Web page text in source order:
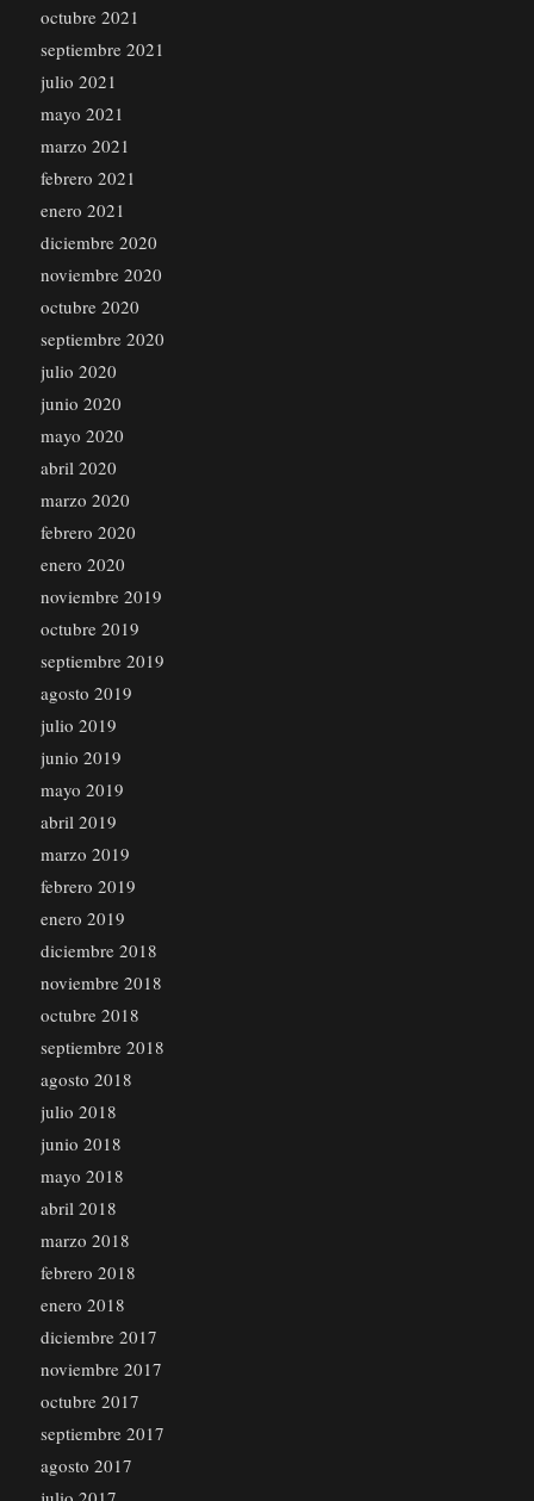
octubre 2021
septiembre 2021
julio 2021
mayo 2021
marzo 2021
febrero 2021
enero 2021
diciembre 2020
noviembre 2020
octubre 2020
septiembre 2020
julio 2020
junio 2020
mayo 2020
abril 2020
marzo 2020
febrero 2020
enero 2020
noviembre 2019
octubre 2019
septiembre 2019
agosto 2019
julio 2019
junio 2019
mayo 2019
abril 2019
marzo 2019
febrero 2019
enero 2019
diciembre 2018
noviembre 2018
octubre 2018
septiembre 2018
agosto 2018
julio 2018
junio 2018
mayo 2018
abril 2018
marzo 2018
febrero 2018
enero 2018
diciembre 2017
noviembre 2017
octubre 2017
septiembre 2017
agosto 2017